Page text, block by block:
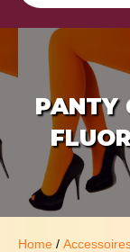
PANTY
Home /